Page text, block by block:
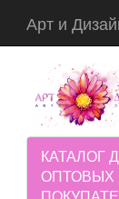
Арт и
КАТАЛОГ
ОПТОВЫХ